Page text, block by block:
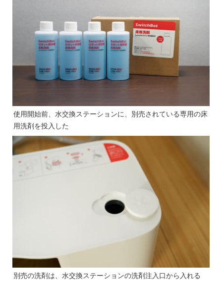
使用開始前、水交換ステーションに、別売されている専用の床
用洗剤を投入した
別売の洗剤は、水交換ステーションの洗剤注入口から入れる